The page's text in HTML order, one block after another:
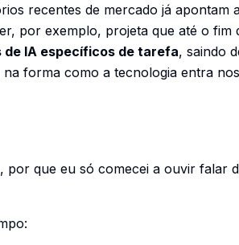
recentes de mercado já apontam
por exemplo, projeta que até o fim
IA específicos de tarefa, saindo
forma como a tecnologia entra
por que eu só comecei a ouvir falar